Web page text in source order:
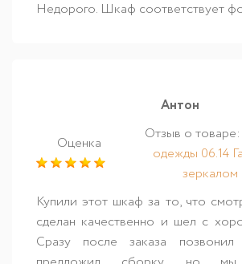
Недорого. Шкаф соответствует
Антон
Оценка
Отзыв о товаре:
одежды 06.14
зеркалом
Купили этот шкаф за то, что
сделан качественно и шел с
Сразу после заказа